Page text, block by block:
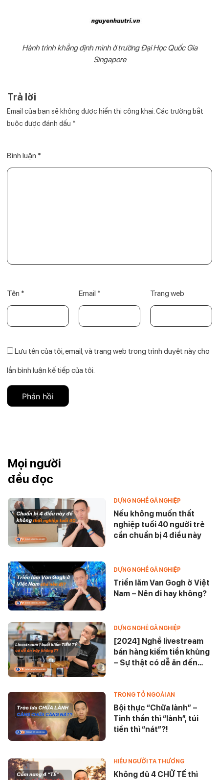
Hành trình khẳng định mình ở trường Đại Học Quốc Gia
Singapore
Trả lời
Email của bạn sẽ không được hiển thị công khai. Các trường bắt
buộc được đánh dấu *
Bình luận *
Tên * Email * Trang web
Lưu tên của tôi, email, và trang web trong trình duyệt này cho
lần bình luận kế tiếp của tôi.
Mọi người
đều đọc
DỰNG NGHỀ GẢ NGHIỆP
Nếu không muốn thất
nghiệp tuổi 40 người trẻ
cần chuẩn bị 4 điều này
DỰNG NGHỀ GẢ NGHIỆP
Triển lãm Van Gogh ở Việt
Nam – Nên đi hay không?
DỰNG NGHỀ GẢ NGHIỆP
[2024] Nghề livestream
bán hàng kiếm tiền khủng
– Sự thật có dễ ăn đến
TRONG TỎ NGOÀI AN
Bội thực “Chữa lành” –
Tinh thần thì “lành”, túi
tiền thì “nát”?!
HIỂU NGƯỜI TA THƯƠNG
Không đủ 4 CHỮ TẾ thì